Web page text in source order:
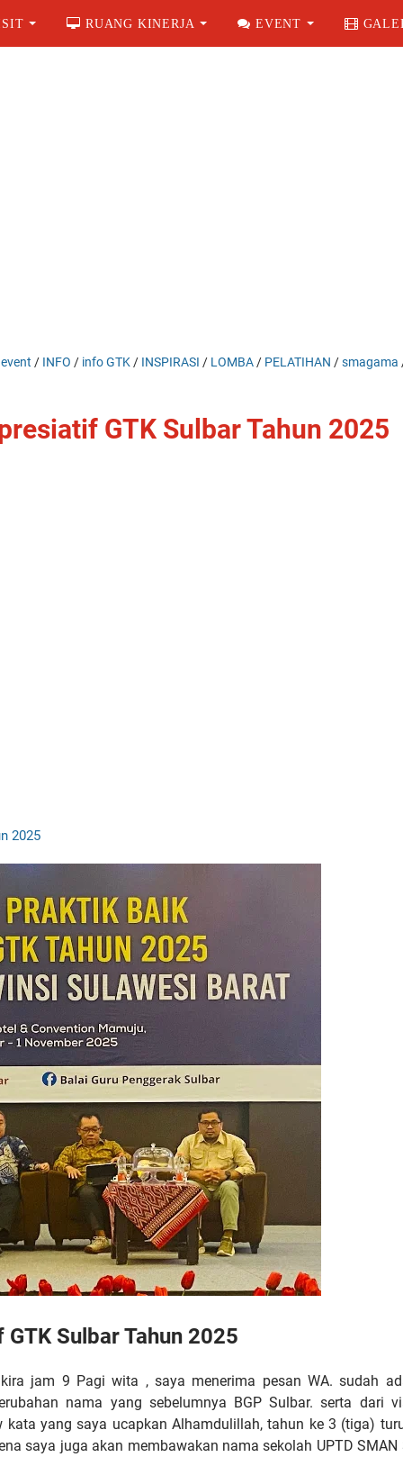
RUANG KINERJA EVENT
event / INFO / info GTK / INSPIRASI / LOMBA / PELATIHAN /smagama
GTK Sulbar Tahun 2025
2025
Sulbar Tahun 2025
jam 9 Pagi wita , saya menerima pesan WA. sudah
nama yang sebelumnya BGP Sulbar. serta dari
yang saya ucapkan Alhamdulillah, tahun ke 3 (tiga)
saya juga akan membawakan nama sekolah UPTD SMAN